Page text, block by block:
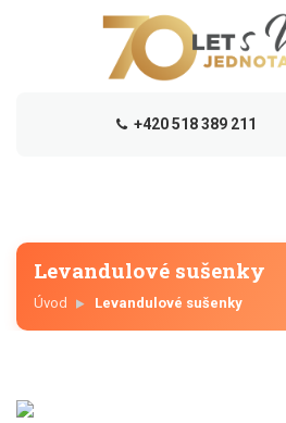
+420 518 389 211
Levandulové sušenky
Úvod Levandulové sušenky